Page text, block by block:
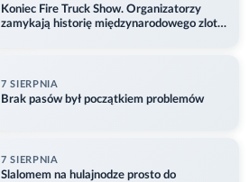
Koniec Fire Truck Show. Organizatorzy
zamykają historię międzynarodowego zlotu
7 SIERPNIA
Brak pasów był początkiem problemów
7 SIERPNIA
Slalomem na hulajnodze prosto do